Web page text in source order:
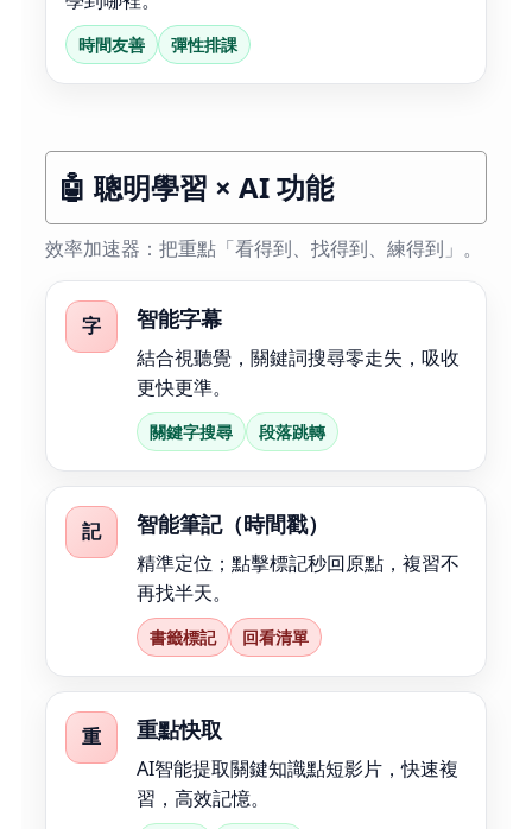
時間友善 彈性排課
🤖 聰明學習 × AI 功能
效率加速器：把重點「看得到、找得到、練得到」。
字 智能字幕
結合視聽覺，關鍵詞搜尋零走失，吸收
更快更準。
關鍵字搜尋 段落跳轉
記 智能筆記（時間戳）
精準定位；點擊標記秒回原點，複習不
再找半天。
書籤標記 回看清單
重 重點快取
AI智能提取關鍵知識點短影片，快速複
習，高效記憶。